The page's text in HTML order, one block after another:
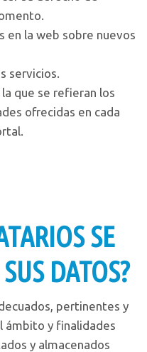
en la web sobre nuevos
servicios.
que se refieran los
ofrecidas en cada
SE
DATOS?
pertinentes y
ámbito y finalidades
y almacenados